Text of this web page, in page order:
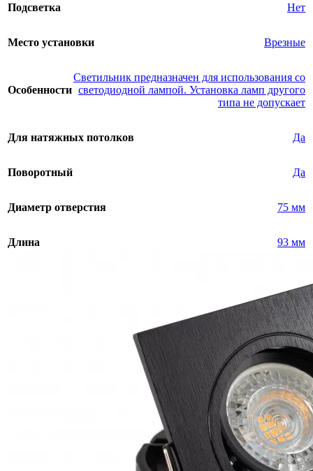
Подсветка Нет
Место установки Врезные
Особенности
Светильник предназначен для использования со
светодиодной лампой. Установка ламп другого
типа не допускает
Для натяжных потолков Да
Поворотный Да
Диаметр отверстия 75 мм
Длина 93 мм